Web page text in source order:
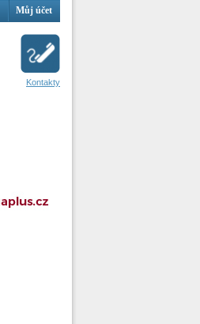
Můj účet
Kontakty